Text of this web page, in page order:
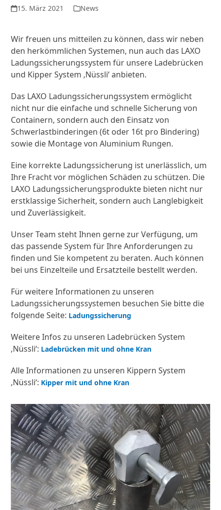
15. März 2021 News
Wir freuen uns mitteilen zu können, dass wir neben
den herkömmlichen Systemen, nun auch das LAXO
Ladungssicherungssystem für unsere Ladebrücken
und Kipper System ‚Nüssli‘ anbieten.
Das LAXO Ladungssicherungssystem ermöglicht
nicht nur die einfache und schnelle Sicherung von
Containern, sondern auch den Einsatz von
Schwerlastbinderingen (6t oder 16t pro Bindering)
sowie die Montage von Aluminium Rungen.
Eine korrekte Ladungssicherung ist unerlässlich, um
Ihre Fracht vor möglichen Schäden zu schützen. Die
LAXO Ladungssicherungsprodukte bieten nicht nur
erstklassige Sicherheit, sondern auch Langlebigkeit
und Zuverlässigkeit.
Unser Team steht Ihnen gerne zur Verfügung, um
das passende System für Ihre Anforderungen zu
finden und Sie kompetent zu beraten. Auch können
bei uns Einzelteile und Ersatzteile bestellt werden.
Für weitere Informationen zu unseren
Ladungssicherungssystemen besuchen Sie bitte die
folgende Seite: Ladungssicherung
Weitere Infos zu unseren Ladebrücken System
‚Nüssli‘: Ladebrücken mit und ohne Kran
Alle Informationen zu unseren Kippern System
‚Nüssli‘: Kipper mit und ohne Kran